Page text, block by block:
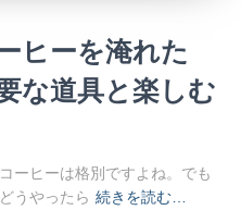
ヒーを淹れた
な道具と楽しむ
ーヒーは格別ですよね。でも
うやったら 続きを読む…